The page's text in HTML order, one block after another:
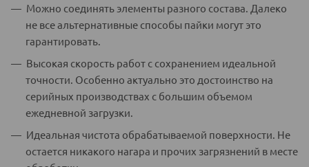
Можно соединять элементы разного состава. Далеко
не все альтернативные способы пайки могут это
гарантировать.
Высокая скорость работ с сохранением идеальной
точности. Особенно актуально это достоинство на
серийных производствах с большим объемом
ежедневной загрузки.
Идеальная чистота обрабатываемой поверхности. Не
остается никакого нагара и прочих загрязнений в месте